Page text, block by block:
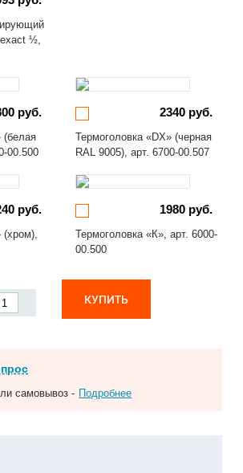
exact ½,
руб.
(белая
00.500
2340 руб.
Термоголовка «DX» (черная
RAL 9005), арт. 6700-00.507
руб.
(хром),
1980 руб.
Термоголовка «К», арт. 6000-
00.500
КУПИТЬ
самовывоз - Подробнее